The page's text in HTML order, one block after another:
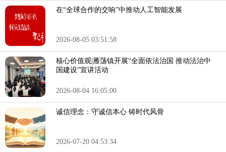
在“全球合作的交响”中推动人工智能发展
2026-08-05 03:51:58
核心价值观|雁荡镇开展“全面依法治国 推动法治中
国建设”宣讲活动
2026-08-04 16:05:00
诚信理念：守诚信本心 铸时代风骨
2026-07-20 04:53:34